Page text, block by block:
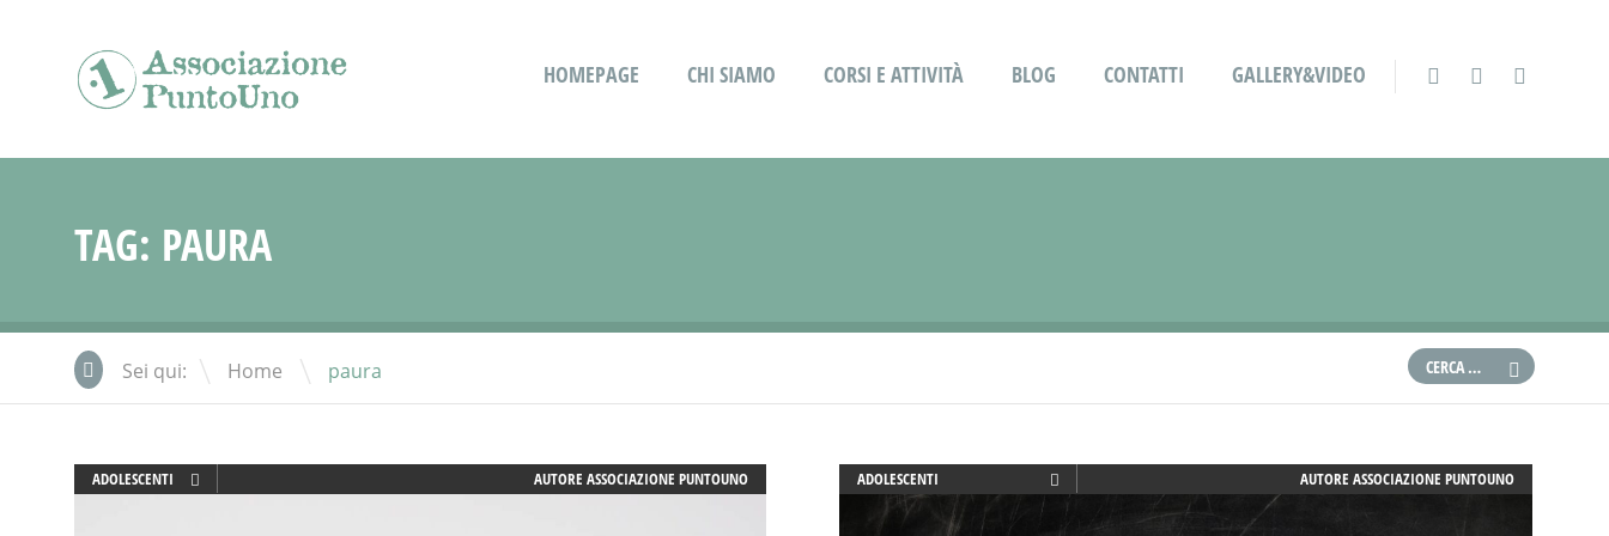
HOMEPAGE CHI SIAMO CORSI E ATTIVITÀ BLOG CONTATTI GALLERY&VIDEO
TAG: PAURA
Sei qui: Home \ paura
ADOLESCENTI
AUTOREASSOCIAZIONE PUNTOUNO
ADOLESCENTI
ADULTI
AUTORE ASSOCIAZIONE PUNTOUNO